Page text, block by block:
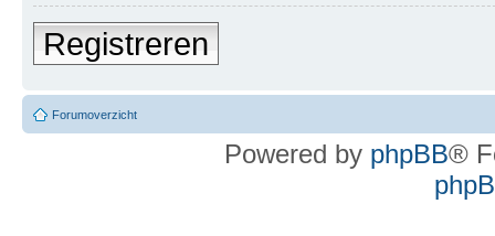
Registreren
Forumoverzicht
Powered by phpBB®